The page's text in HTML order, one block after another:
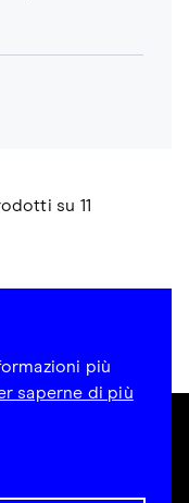
su 11
più
saperne di più